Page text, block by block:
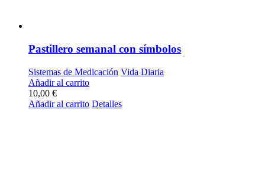
Pastillero semanal con símbolos
Sistemas de Medicación Vida Diaria
Añadir al carrito
10,00 €
Añadir al carrito Detalles